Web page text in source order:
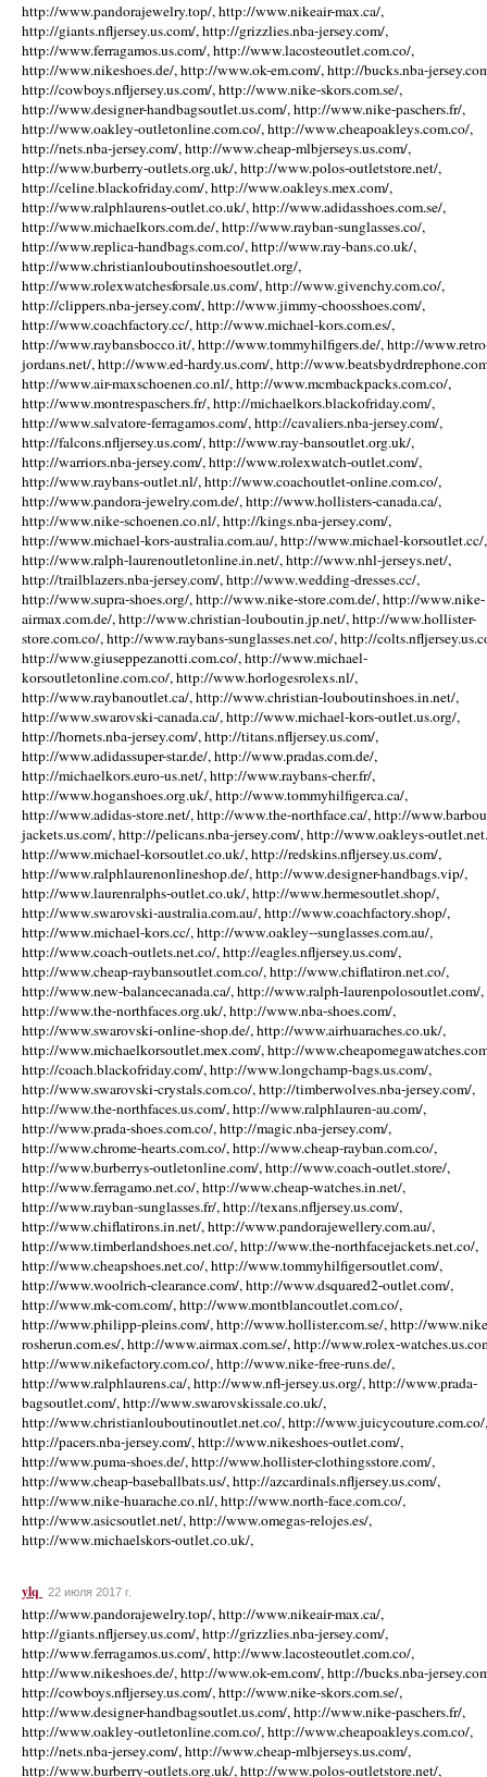
http://www.pandorajewelry.top/, http://www.nikeair-max.ca/,
http://giants.nfljersey.us.com/, http://grizzlies.nba-jersey.com/,
http://www.ferragamos.us.com/, http://www.lacosteoutlet.com.co/,
http://www.nikeshoes.de/, http://www.ok-em.com/, http://bucks.nba-
http://cowboys.nfljersey.us.com/, http://www.nike-skors.com.se/,
http://www.designer-handbagsoutlet.us.com/, http://www.nike-paschers.fr/,
http://www.oakley-outletonline.com.co/, http://www.cheapoakleys.com.co/,
http://nets.nba-jersey.com/, http://www.cheap-mlbjerseys.us.com/,
http://www.burberry-outlets.org.uk/, http://www.polos-outletstore.net/,
http://celine.blackofriday.com/, http://www.oakleys.mex.com/,
http://www.ralphlaurens-outlet.co.uk/, http://www.adidasshoes.com.se/,
http://www.michaelkors.com.de/, http://www.rayban-sunglasses.co/,
http://www.replica-handbags.com.co/, http://www.ray-bans.co.uk/,
http://www.christianlouboutinshoesoutlet.org/,
http://www.rolexwatchesforsale.us.com/, http://www.givenchy.com.co/,
http://clippers.nba-jersey.com/, http://www.jimmy-choosshoes.com/,
http://www.coachfactory.cc/, http://www.michael-kors.com.es/,
http://www.raybansbocco.it/, http://www.tommyhilfigers.de/, http://
jordans.net/, http://www.ed-hardy.us.com/, http://
http://www.air-maxschoenen.co.nl/, http://www.mcmbackpacks.com.co/,
http://www.montrespaschers.fr/, http://michaelkors.blackofriday.com/,
http://www.salvatore-ferragamos.com/, http://cavaliers.nba-jersey.com/,
http://falcons.nfljersey.us.com/, http://www.ray-bansoutlet.org.uk/,
http://warriors.nba-jersey.com/, http://www.rolexwatch-outlet.com/,
http://www.raybans-outlet.nl/, http://www.coachoutlet-online.com.co/,
http://www.pandora-jewelry.com.de/, http://www.hollisters-canada.ca/,
http://www.nike-schoenen.co.nl/, http://kings.nba-jersey.com/,
http://www.michael-kors-australia.com.au/, http://www.michael-korsoutlet.cc/,
http://www.ralph-laurenoutletonline.in.net/, http://www.nhl-jerseys.net/,
http://trailblazers.nba-jersey.com/, http://www.wedding-dresses.cc/,
http://www.supra-shoes.org/, http://www.nike-store.com.de/, http://www.nike-
airmax.com.de/, http://www.christian-louboutin.jp.net/, http://www.hollister-
store.com.co/, http://www.raybans-sunglasses.net.co/, http://
http://www.giuseppezanotti.com.co/, http://www.michael-
korsoutletonline.com.co/, http://www.horlogesrolexs.nl/,
http://www.raybanoutlet.ca/, http://www.christian-louboutinshoes.in.net/,
http://www.swarovski-canada.ca/, http://www.michael-kors-outlet.us.org/,
http://hornets.nba-jersey.com/, http://titans.nfljersey.us.com/,
http://www.adidassuper-star.de/, http://www.pradas.com.de/,
http://michaelkors.euro-us.net/, http://www.raybans-cher.fr/,
http://www.hoganshoes.org.uk/, http://www.tommyhilfigerca.ca/,
http://www.adidas-store.net/, http://www.the-northface.ca/, http://
jackets.us.com/, http://pelicans.nba-jersey.com/, http://www.oakleys-
http://www.michael-korsoutlet.co.uk/, http://redskins.nfljersey.us.com/,
http://www.ralphlaurenonlineshop.de/, http://www.designer-handbags.vip/,
http://www.laurenralphs-outlet.co.uk/, http://www.hermesoutlet.shop/,
http://www.swarovski-australia.com.au/, http://www.coachfactory.shop/,
http://www.michael-kors.cc/, http://www.oakley--sunglasses.com.au/,
http://www.coach-outlets.net.co/, http://eagles.nfljersey.us.com/,
http://www.cheap-raybansoutlet.com.co/, http://www.chiflatiron.net.co/,
http://www.new-balancecanada.ca/, http://www.ralph-laurenpolosoutlet.com/,
http://www.the-northfaces.org.uk/, http://www.nba-shoes.com/,
http://www.swarovski-online-shop.de/, http://www.airhuaraches.co.uk/,
http://www.michaelkorsoutlet.mex.com/, http://
http://coach.blackofriday.com/, http://www.longchamp-bags.us.com/,
http://www.swarovski-crystals.com.co/, http://timberwolves.nba-jersey.com/,
http://www.the-northfaces.us.com/, http://www.ralphlauren-au.com/,
http://www.prada-shoes.com.co/, http://magic.nba-jersey.com/,
http://www.chrome-hearts.com.co/, http://www.cheap-rayban.com.co/,
http://www.burberrys-outletonline.com/, http://www.coach-outlet.store/,
http://www.ferragamo.net.co/, http://www.cheap-watches.in.net/,
http://www.rayban-sunglasses.fr/, http://texans.nfljersey.us.com/,
http://www.chiflatirons.in.net/, http://www.pandorajewellery.com.au/,
http://www.timberlandshoes.net.co/, http://www.the-northfacejackets.net.co/,
http://www.cheapshoes.net.co/, http://www.tommyhilfigersoutlet.com/,
http://www.woolrich-clearance.com/, http://www.dsquared2-outlet.com/,
http://www.mk-com.com/, http://www.montblancoutlet.com.co/,
http://www.philipp-pleins.com/, http://www.hollister.com.se/, http://
rosherun.com.es/, http://www.airmax.com.se/, http://www.rolex-
http://www.nikefactory.com.co/, http://www.nike-free-runs.de/,
http://www.ralphlaurens.ca/, http://www.nfl-jersey.us.org/, http://www.prada-
bagsoutlet.com/, http://www.swarovskissale.co.uk/,
http://www.christianlouboutinoutlet.net.co/, http://www.juicycouture.com.co/,
http://pacers.nba-jersey.com/, http://www.nikeshoes-outlet.com/,
http://www.puma-shoes.de/, http://www.hollister-clothingsstore.com/,
http://www.cheap-baseballbats.us/, http://azcardinals.nfljersey.us.com/,
http://www.nike-huarache.co.nl/, http://www.north-face.com.co/,
http://www.asicsoutlet.net/, http://www.omegas-relojes.es/,
http://www.michaelskors-outlet.co.uk/,
ylq 22 июля 2017 г.
http://www.pandorajewelry.top/, http://www.nikeair-max.ca/,
http://giants.nfljersey.us.com/, http://grizzlies.nba-jersey.com/,
http://www.ferragamos.us.com/, http://www.lacosteoutlet.com.co/,
http://www.nikeshoes.de/, http://www.ok-em.com/, http://bucks.nba-
http://cowboys.nfljersey.us.com/, http://www.nike-skors.com.se/,
http://www.designer-handbagsoutlet.us.com/, http://www.nike-paschers.fr/,
http://www.oakley-outletonline.com.co/, http://www.cheapoakleys.com.co/,
http://nets.nba-jersey.com/, http://www.cheap-mlbjerseys.us.com/,
http://www.burberry-outlets.org.uk/, http://www.polos-outletstore.net/,